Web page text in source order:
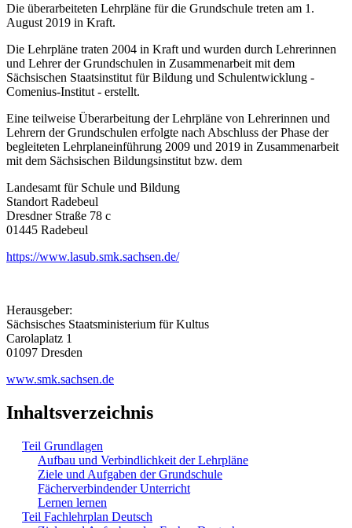
Die überarbeiteten Lehrpläne für die Grundschule treten am 1.
August 2019 in Kraft.
Die Lehrpläne traten 2004 in Kraft und wurden durch Lehrerinnen
und Lehrer der Grundschulen in Zusammenarbeit mit dem
Sächsischen Staatsinstitut für Bildung und Schulentwicklung -
Comenius-Institut - erstellt.
Eine teilweise Überarbeitung der Lehrpläne von Lehrerinnen und
Lehrern der Grundschulen erfolgte nach Abschluss der Phase der
begleiteten Lehrplaneinführung 2009 und 2019 in Zusammenarbeit
mit dem Sächsischen Bildungsinstitut bzw. dem
Landesamt für Schule und Bildung
Standort Radebeul
Dresdner Straße 78 c
01445 Radebeul
https://www.lasub.smk.sachsen.de/
Herausgeber:
Sächsisches Staatsministerium für Kultus
Carolaplatz 1
01097 Dresden
www.smk.sachsen.de
Inhaltsverzeichnis
Teil Grundlagen
Aufbau und Verbindlichkeit der Lehrpläne
Ziele und Aufgaben der Grundschule
Fächerverbindender Unterricht
Lernen lernen
Teil Fachlehrplan Deutsch